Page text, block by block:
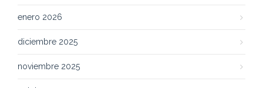
enero 2026
diciembre 2025
noviembre 2025